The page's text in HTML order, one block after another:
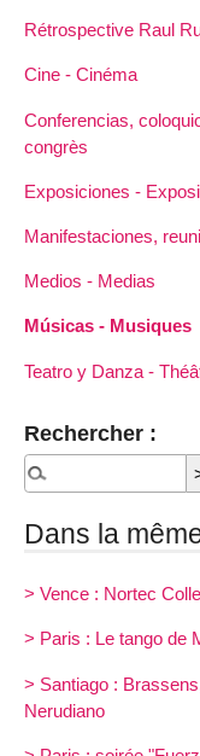
Rétrospective Raul
Cine - Cinéma
Conferencias,
congrès
Exposiciones -
Manifestaciones,
Medios - Medias
Músicas - Musiques
Teatro y Danza -
Rechercher :
Dans la
> Vence : Nortec
> Paris : Le tango de
> Santiago :
Nerudiano